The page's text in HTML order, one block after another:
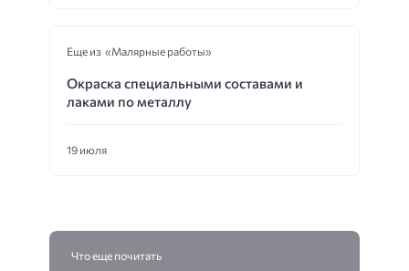
Еще из «Малярные работы»
Окраска специальными составами и
лаками по металлу
19 июля
Что еще почитать